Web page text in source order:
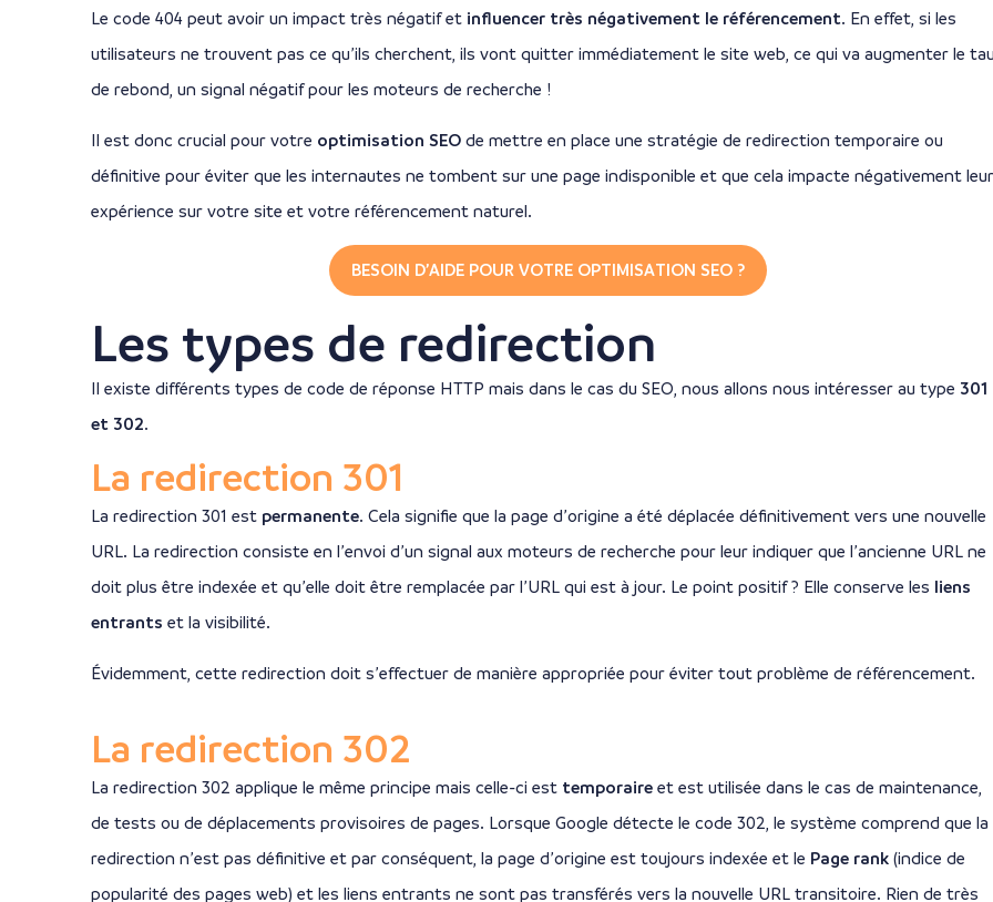
Le code 404 peut avoir un impact très négatif et influencer très négativement le référencement. En effet, si les
utilisateurs ne trouvent pas ce qu’ils cherchent, ils vont quitter immédiatement le site web, ce qui va augmenter le
de rebond, un signal négatif pour les moteurs de recherche !
Il est donc crucial pour votre optimisation SEO de mettre en place une stratégie de redirection temporaire ou
définitive pour éviter que les internautes ne tombent sur une page indisponible et que cela impacte négativement leur
expérience sur votre site et votre référencement naturel.
BESOIN D’AIDE POUR VOTRE OPTIMISATION SEO ?
Les types de redirection
Il existe différents types de code de réponse HTTP mais dans le cas du SEO, nous allons nous intéresser au type 301
et 302.
La redirection 301
La redirection 301 est permanente. Cela signifie que la page d’origine a été déplacée définitivement vers une nouvelle
URL. La redirection consiste en l’envoi d’un signal aux moteurs de recherche pour leur indiquer que l’ancienne URL ne
doit plus être indexée et qu’elle doit être remplacée par l’URL qui est à jour. Le point positif ? Elle conserve les liens
entrants et la visibilité.
Évidemment, cette redirection doit s’effectuer de manière appropriée pour éviter tout problème de référencement.
La redirection 302
La redirection 302 applique le même principe mais celle-ci est temporaire et est utilisée dans le cas de maintenance,
de tests ou de déplacements provisoires de pages. Lorsque Google détecte le code 302, le système comprend que la
redirection n’est pas définitive et par conséquent, la page d’origine est toujours indexée et le Page rank (indice de
popularité des pages web) et les liens entrants ne sont pas transférés vers la nouvelle URL transitoire. Rien de très